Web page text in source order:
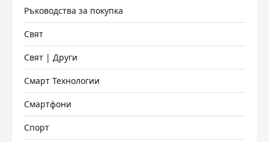
Ръководства за покупка
Свят
Свят | Други
Смарт Технологии
Смартфони
Спорт